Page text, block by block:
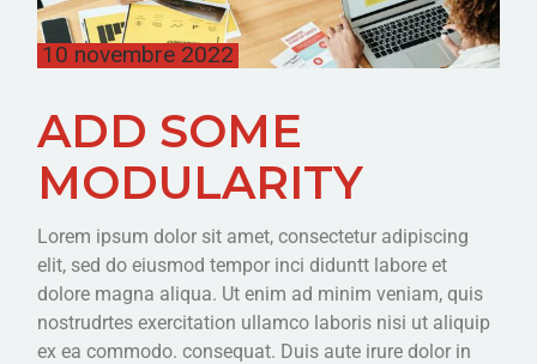
10 novembre 2022
ADD SOME
MODULARITY
Lorem ipsum dolor sit amet, consectetur adipiscing
elit, sed do eiusmod tempor inci diduntt labore et
dolore magna aliqua. Ut enim ad minim veniam, quis
nostrudrtes exercitation ullamco laboris nisi ut aliquip
ex ea commodo. consequat. Duis aute irure dolor in